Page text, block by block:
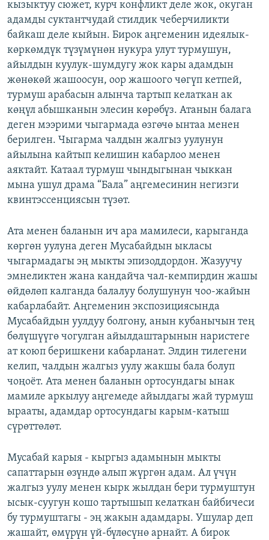
кызыктуу сюжет, курч конфликт деле жок, окуган
адамды суктантчудай стилдик чеберчиликти
байкаш деле кыйын. Бирок аңгеменин идеялык-
көркөмдүк түзүмүнөн нукура улут турмушун,
айылдын куулук-шумдугу жок кары адамдын
жөнөкөй жашоосун, оор жашоого чөгүп кетпей,
турмуш арабасын алынча тартып келаткан ак
көңүл абышканын элесин көрөбүз. Атанын балага
деген мээрими чыгармада өзгөчө ынтаа менен
берилген. Чыгарма чалдын жалгыз уулунун
айылына кайтып келишин кабарлоо менен
аяктайт. Катаал турмуш чындыгынан чыккан
мына ушул драма “Бала” аңгемесинин негизги
квинтэссенциясын түзөт.
Ата менен баланын ич ара мамилеси, карыганда
көргөн уулуна деген Мусабайдын ыкласы
чыгармадагы эң мыкты эпизоддордон. Жазуучу
эмнеликтен жана кандайча чал-кемпирдин жашы
өйдөлөп калганда балалуу болушунун чоо-жайын
кабарлабайт. Аңгеменин экспозициясында
Мусабайдын уулдуу болгону, анын кубанычын тең
бөлүшүүгө чогулган айылдаштарынын наристеге
ат коюп беришкени кабарланат. Элдин тилегени
келип, чалдын жалгыз уулу жакшы бала болуп
чоңоёт. Ата менен баланын ортосундагы ынак
мамиле аркылуу аңгемеде айылдагы жай турмуш
ырааты, адамдар ортосундагы карым-катыш
сүрөттөлөт.
Мусабай карыя - кыргыз адамынын мыкты
сапаттарын өзүндө алып жүргөн адам. Ал үчүн
жалгыз уулу менен кырк жылдан бери турмуштун
ысык-суугун кошо тартышып келаткан байбичеси
бу турмуштагы - эң жакын адамдары. Ушулар деп
жашайт, өмүрүн үй-бүлөсүнө арнайт. А бирок